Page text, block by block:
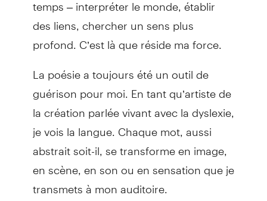
des liens, chercher un sens plus
profond. C’est là que réside ma force.
La poésie a toujours été un outil de
guérison pour moi. En tant qu’artiste de
la création parlée vivant avec la dyslexie,
je vois la langue. Chaque mot, aussi
abstrait soit-il, se transforme en image,
en scène, en son ou en sensation que je
transmets à mon auditoire.